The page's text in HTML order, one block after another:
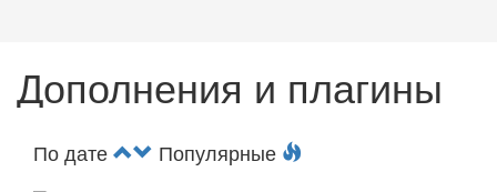
Дополнения и плагины
По дате Популярные